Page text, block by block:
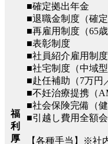
福
利
厚
■確定拠出年金
■退職金制度（確定
■再雇用制度（65歳
■表彰制度
■社員紹介雇用制度
■社宅制度（中域
■赴任補助（7万円
■不妊治療提携（
■社会保険完備（
■引越し費用全額
【各種手当】※社